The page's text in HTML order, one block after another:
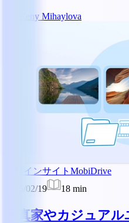
Reny Mihaylova
業界インサイト MobiDrive
2025/02/19
18 min
写真家やカジュア